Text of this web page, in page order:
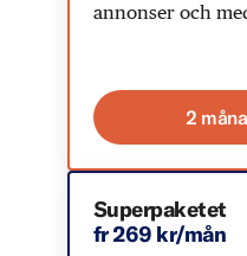
annonser och
2
Superpaketet
fr 269 kr/mån